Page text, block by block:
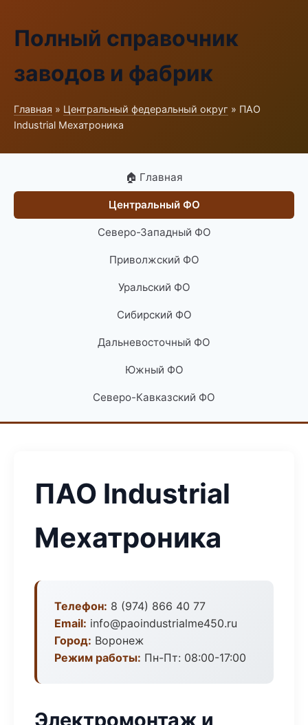
Полный справочник
заводов и фабрик
Главная » Центральный федеральный округ » ПАО
Industrial Мехатроника
🏠 Главная
Центральный ФО
Северо-Западный ФО
Приволжский ФО
Уральский ФО
Сибирский ФО
Дальневосточный ФО
Южный ФО
Северо-Кавказский ФО
ПАО Industrial
Мехатроника
Телефон: 8 (974) 866 40 77
Email: info@paoindustrialme450.ru
Город: Воронеж
Режим работы: Пн-Пт: 08:00-17:00
Электромонтаж и